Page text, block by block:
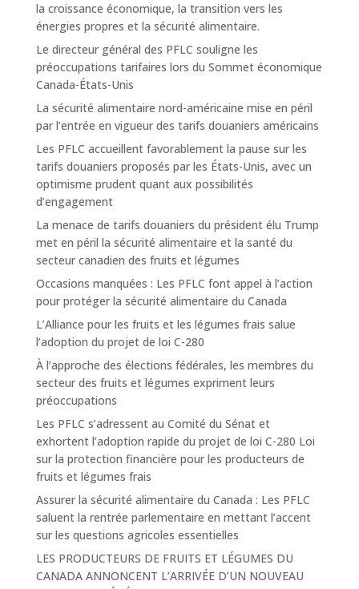
la croissance économique, la transition vers les
énergies propres et la sécurité alimentaire.
Le directeur général des PFLC souligne les
préoccupations tarifaires lors du Sommet économique
Canada-États-Unis
La sécurité alimentaire nord-américaine mise en péril
par l’entrée en vigueur des tarifs douaniers américains
Les PFLC accueillent favorablement la pause sur les
tarifs douaniers proposés par les États-Unis, avec un
optimisme prudent quant aux possibilités
d’engagement
La menace de tarifs douaniers du président élu Trump
met en péril la sécurité alimentaire et la santé du
secteur canadien des fruits et légumes
Occasions manquées : Les PFLC font appel à l’action
pour protéger la sécurité alimentaire du Canada
L’Alliance pour les fruits et les légumes frais salue
l’adoption du projet de loi C-280
À l’approche des élections fédérales, les membres du
secteur des fruits et légumes expriment leurs
préoccupations
Les PFLC s’adressent au Comité du Sénat et
exhortent l’adoption rapide du projet de loi C-280 Loi
sur la protection financière pour les producteurs de
fruits et légumes frais
Assurer la sécurité alimentaire du Canada : Les PFLC
saluent la rentrée parlementaire en mettant l’accent
sur les questions agricoles essentielles
LES PRODUCTEURS DE FRUITS ET LÉGUMES DU
CANADA ANNONCENT L’ARRIVÉE D’UN NOUVEAU